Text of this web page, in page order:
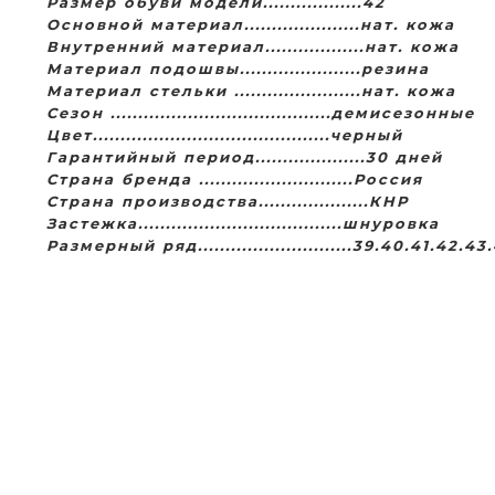
Основной материал.....................нат. кожа
Внутренний материал..................нат. кожа
Материал подошвы......................резина
Материал стельки .......................нат. кожа
Сезон ........................................демисезонные
Цвет...........................................черный
Гарантийный период....................30 дней
Страна бренда ............................Россия
Страна производства....................КНР
Застежка.....................................шнуровка
Размерный